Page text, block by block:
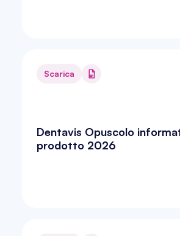
Scarica
Dentavis Opuscolo
prodotto 2026